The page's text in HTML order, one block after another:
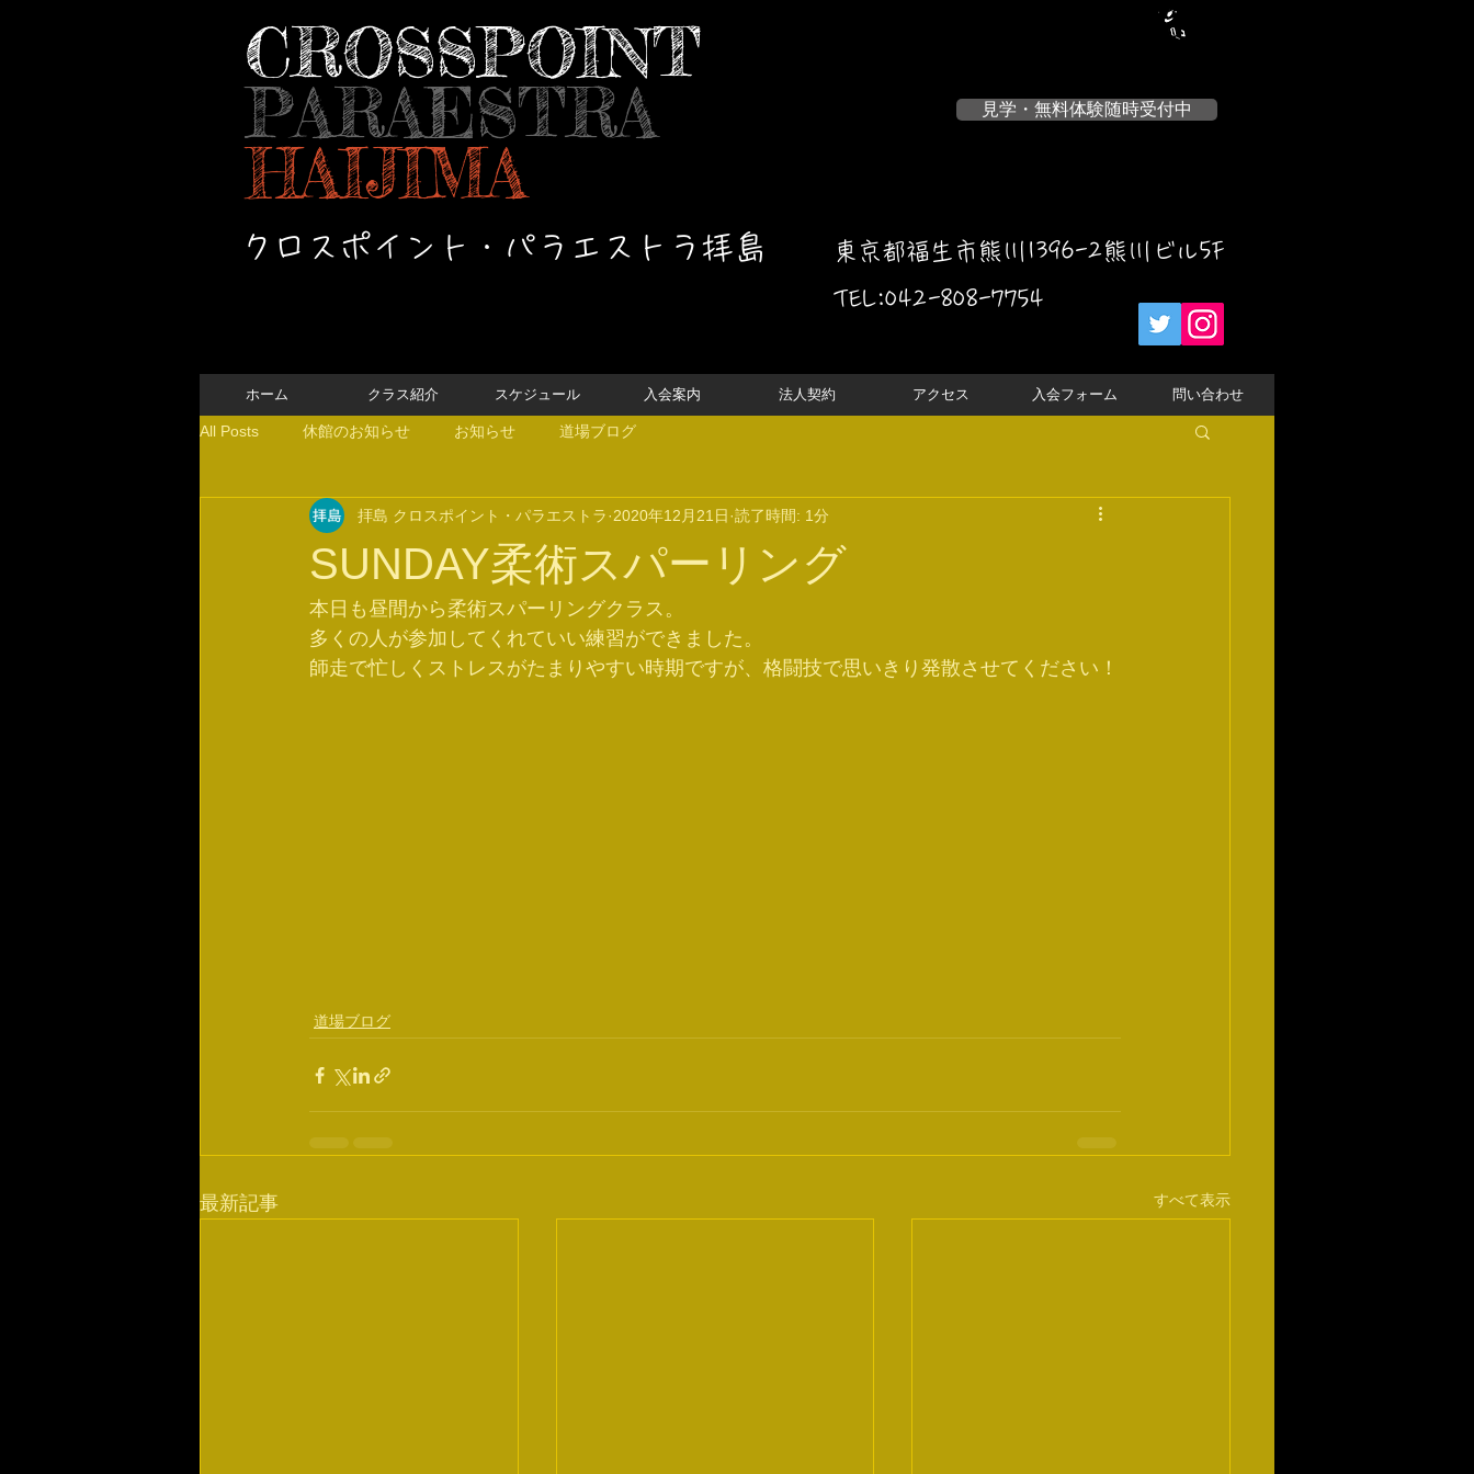
CROSSPOINT
PARAESTRA
HAIJIMA
見学・無料体験随時受付中
クロスポイント・パラエストラ拝島
東京都福生市熊川1396-2熊川ビル5F
TEL:042-808-7754
ホーム クラス紹介 スケジュール 入会案内 法人契約 アクセス 入会フォーム 問い合わせ
All Posts 休館のお知らせ お知らせ 道場ブログ
SUNDAY柔術スパーリング
拝島 クロスポイント・パラエストラ 2020年12月21日 読了時間: 1分
本日も昼間から柔術スパーリングクラス。
多くの人が参加してくれていい練習ができました。
師走で忙しくストレスがたまりやすい時期ですが、格闘技で思いきり発散させてください！
道場ブログ
最新記事 すべて表示